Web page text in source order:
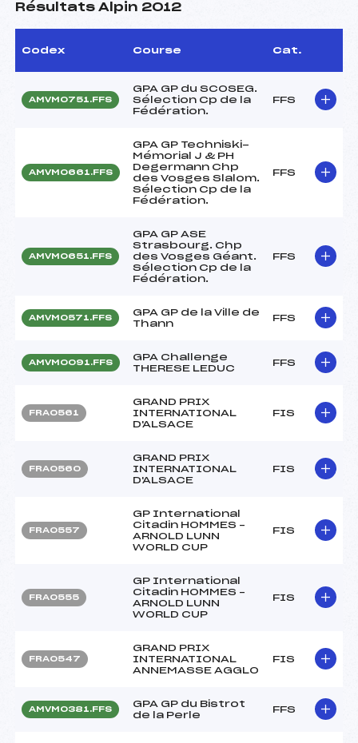
Résultats Alpin 2012
Codex Course Cat.
AMVM0751.FFS
GPA GP du SCOSEG.
Sélection Cp de la
Fédération.
FFS
AMVM0661.FFS
GPA GP Techniski-
Mémorial J & PH
Degermann Chp
des Vosges Slalom.
Sélection Cp de la
Fédération.
FFS
AMVM0651.FFS
GPA GP ASE
Strasbourg. Chp
des Vosges Géant.
Sélection Cp de la
Fédération.
FFS
AMVM0571.FFS
GPA GP de la Ville de
Thann
FFS
AMVM0091.FFS
GPA Challenge
THERESE LEDUC
FFS
FRA0561
GRAND PRIX
INTERNATIONAL
D'ALSACE
FIS
FRA0560
GRAND PRIX
INTERNATIONAL
D'ALSACE
FIS
FRA0557
GP International
Citadin HOMMES –
ARNOLD LUNN
WORLD CUP
FIS
FRA0555
GP International
Citadin HOMMES –
ARNOLD LUNN
WORLD CUP
FIS
FRA0547
GRAND PRIX
INTERNATIONAL
ANNEMASSE AGGLO
FIS
AMVM0381.FFS
GPA GP du Bistrot
de la Perle
FFS